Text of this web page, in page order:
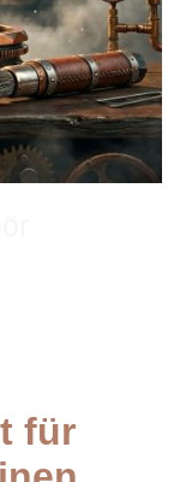
für